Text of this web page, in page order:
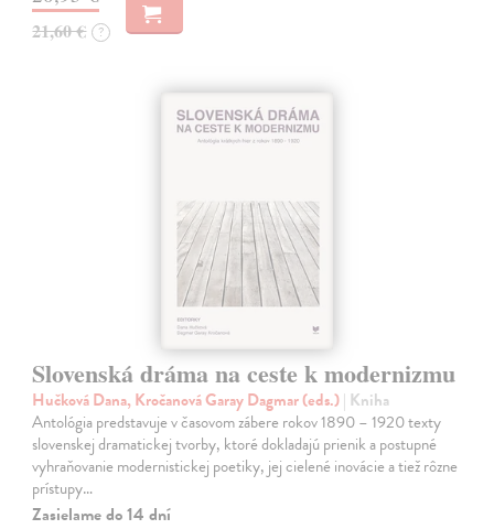
21,60 € ?
Slovenská dráma na ceste k modernizmu
Hučková Dana, Kročanová Garay Dagmar (eds.)| Kniha
Antológia predstavuje v časovom zábere rokov 1890 – 1920 texty
slovenskej dramatickej tvorby, ktoré dokladajú prienik a postupné
vyhraňovanie modernistickej poetiky, jej cielené inovácie a tiež rôzne
prístupy…
Zasielame do 14 dní